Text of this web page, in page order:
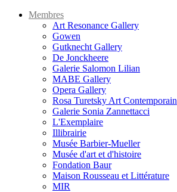
Membres
Art Resonance Gallery
Gowen
Gutknecht Gallery
De Jonckheere
Galerie Salomon Lilian
MABE Gallery
Opera Gallery
Rosa Turetsky Art Contemporain
Galerie Sonia Zannettacci
L'Exemplaire
Illibrairie
Musée Barbier-Mueller
Musée d'art et d'histoire
Fondation Baur
Maison Rousseau et Littérature
MIR